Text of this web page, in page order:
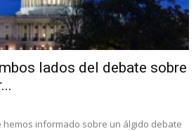
lados del debate sobre
hemos informado sobre un álgido debate